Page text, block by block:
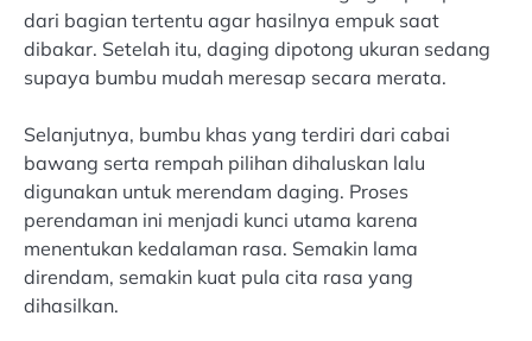
dari bagian tertentu agar hasilnya empuk saat
dibakar. Setelah itu, daging dipotong ukuran sedang
supaya bumbu mudah meresap secara merata.
Selanjutnya, bumbu khas yang terdiri dari cabai
bawang serta rempah pilihan dihaluskan lalu
digunakan untuk merendam daging. Proses
perendaman ini menjadi kunci utama karena
menentukan kedalaman rasa. Semakin lama
direndam, semakin kuat pula cita rasa yang
dihasilkan.